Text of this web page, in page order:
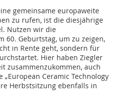
gemeinsame europaweite
zu rufen, ist die diesjährige
Nutzen wir die
60. Geburtstag, um zu zeigen,
in Rente geht, sondern für
Hier haben Ziegler
zusammenzukommen, auch
Ceramic Technology
Herbstsitzung ebenfalls in